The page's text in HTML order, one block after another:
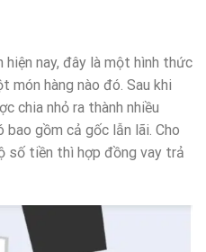
hiện nay, đây là một hình thức
món hàng nào đó. Sau khi
chia nhỏ ra thành nhiều
gồm cả gốc lẫn lãi. Cho
số tiền thì hợp đồng vay trả